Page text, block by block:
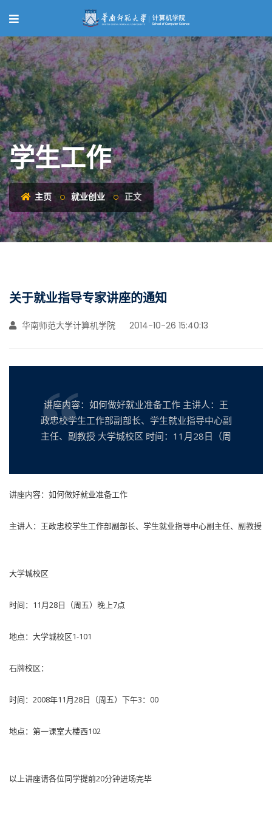
学生工作
主页 就业创业 正文
关于就业指导专家讲座的通知
华南师范大学计算机学院 2014-10-26 15:40:13
讲座内容：如何做好就业准备工作 主讲人：王
政忠校学生工作部副部长、学生就业指导中心副
主任、副教授 大学城校区 时间：11月28日（周
讲座内容：如何做好就业准备工作
主讲人：王政忠校学生工作部副部长、学生就业指导中心副主任、副教授
大学城校区
时间：11月28日（周五）晚上7点
地点：大学城校区1-101
石牌校区：
时间：2008年11月28日（周五）下午3：00
地点：第一课室大楼西102
以上讲座请各位同学提前20分钟进场完毕